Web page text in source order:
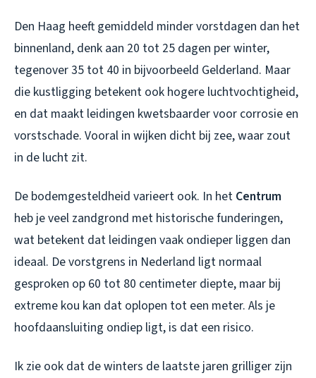
Den Haag heeft gemiddeld minder vorstdagen dan het
binnenland, denk aan 20 tot 25 dagen per winter,
tegenover 35 tot 40 in bijvoorbeeld Gelderland. Maar
die kustligging betekent ook hogere luchtvochtigheid,
en dat maakt leidingen kwetsbaarder voor corrosie en
vorstschade. Vooral in wijken dicht bij zee, waar zout
in de lucht zit.
De bodemgesteldheid varieert ook. In het Centrum
heb je veel zandgrond met historische funderingen,
wat betekent dat leidingen vaak ondieper liggen dan
ideaal. De vorstgrens in Nederland ligt normaal
gesproken op 60 tot 80 centimeter diepte, maar bij
extreme kou kan dat oplopen tot een meter. Als je
hoofdaansluiting ondiep ligt, is dat een risico.
Ik zie ook dat de winters de laatste jaren grilliger zijn